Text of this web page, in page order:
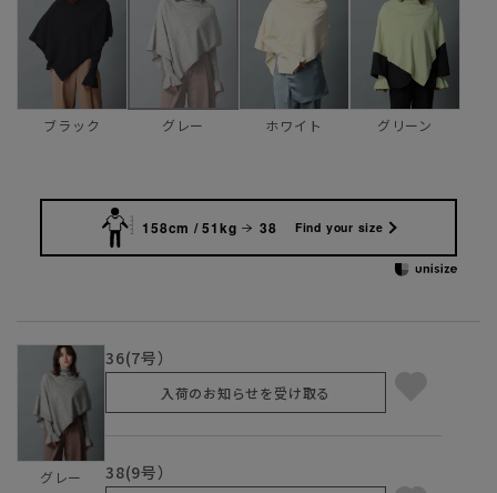
ブラック グレー ホワイト グリーン
158cm / 51kg 38 Find your size
グレー
36(7号）
入荷のお知らせを受け取る
38(9号）